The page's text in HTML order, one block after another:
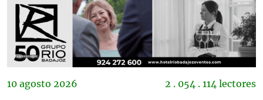
10 agosto 2026 2 . 054 . 114 lectores